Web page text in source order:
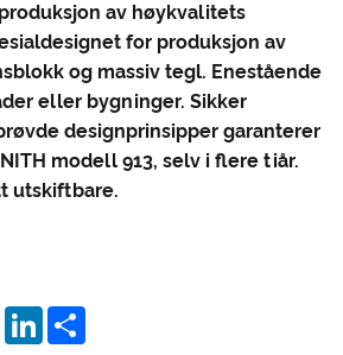
av høykvalitets
for produksjon av
og massiv tegl. Enestående
eller bygninger. Sikker
designprinsipper garanterer
modell 913, selv i flere tiår.
utskiftbare.
PinterestLinkedIn